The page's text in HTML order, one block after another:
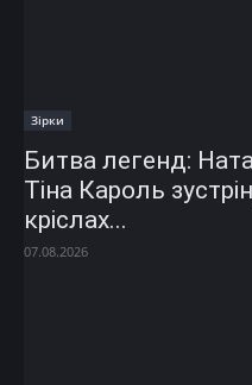
Зірки
Битва легенд:
Тіна Кароль
кріслах...
07.08.2026